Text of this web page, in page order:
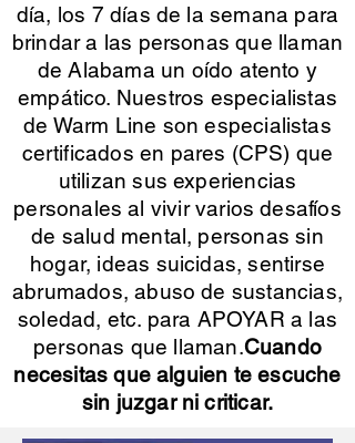
día, los 7 días de la semana para
brindar a las personas que llaman
de Alabama un oído atento y
empático. Nuestros especialistas
de Warm Line son especialistas
certificados en pares (CPS) que
utilizan sus experiencias
personales al vivir varios desafíos
de salud mental, personas sin
hogar, ideas suicidas, sentirse
abrumados, abuso de sustancias,
soledad, etc. para APOYAR a las
personas que llaman.Cuando
necesitas que alguien te escuche
sin juzgar ni criticar.